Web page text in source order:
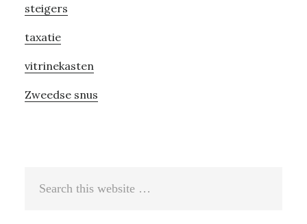
steigers
taxatie
vitrinekasten
Zweedse snus